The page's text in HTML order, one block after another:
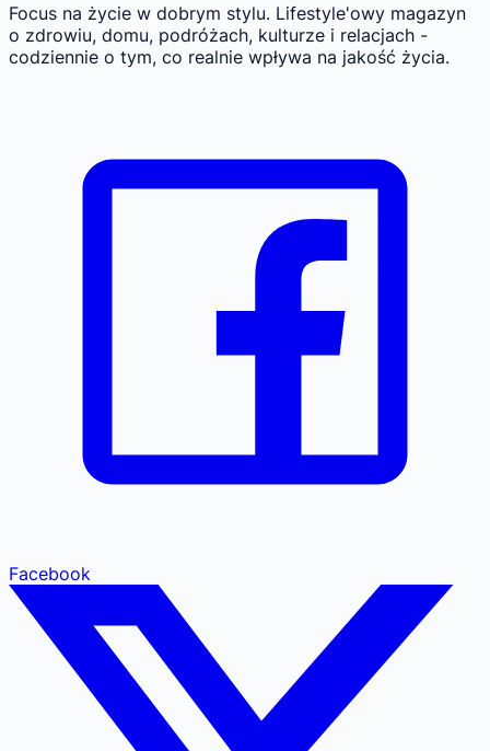
Focus na życie w dobrym stylu. Lifestyle'owy magazyn
o zdrowiu, domu, podróżach, kulturze i relacjach -
codziennie o tym, co realnie wpływa na jakość życia.
Facebook